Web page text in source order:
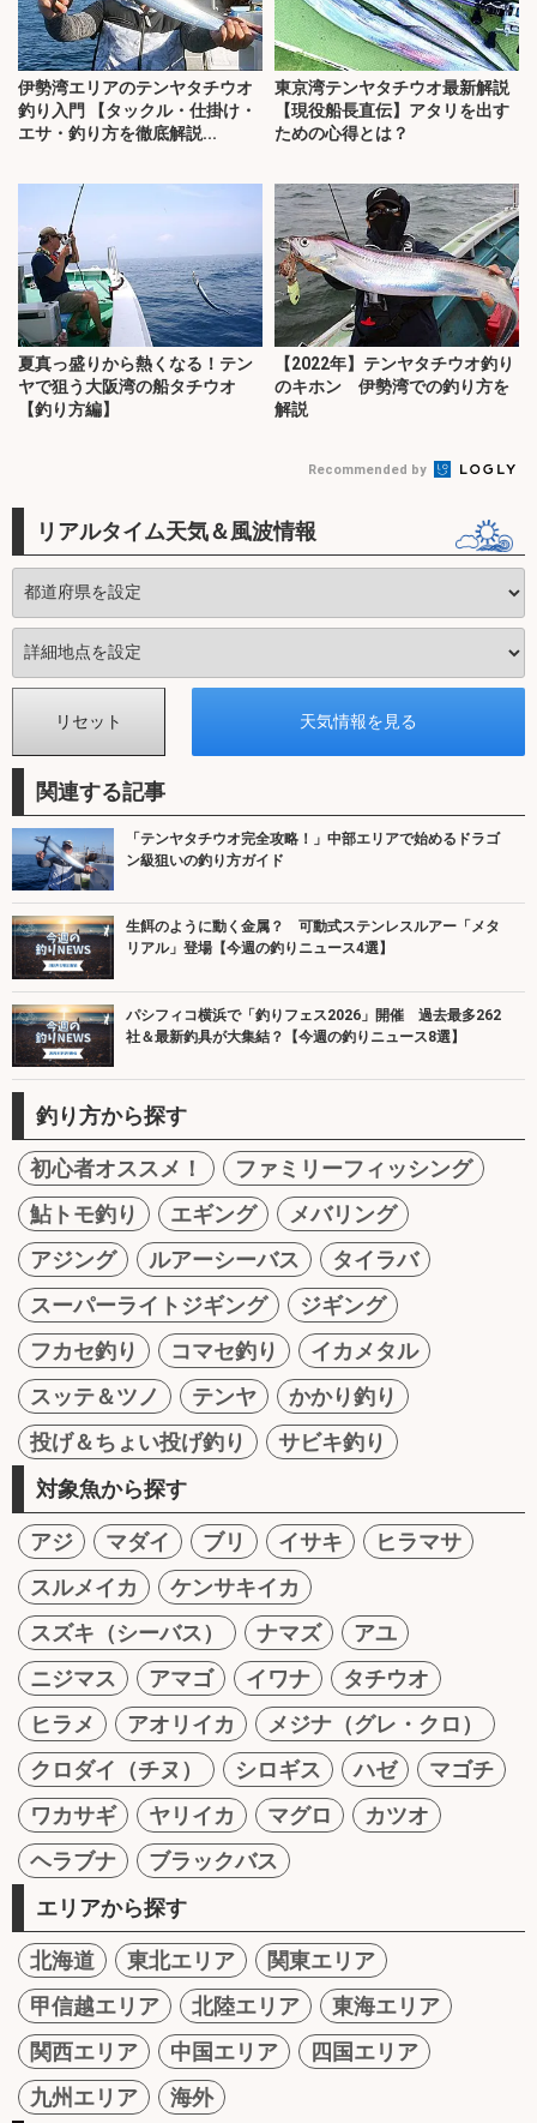
伊勢湾エリアのテンヤタチウオ
釣り入門 【タックル・仕掛け・
エサ・釣り方を徹底解説...
東京湾テンヤタチウオ最新解説
【現役船長直伝】アタリを出す
ための心得とは？
夏真っ盛りから熱くなる！テン
ヤで狙う大阪湾の船タチウオ
【釣り方編】
【2022年】テンヤタチウオ釣り
のキホン 伊勢湾での釣り方を
解説
Recommended by
リアルタイム天気＆風波情報
関連する記事
「テンヤタチウオ完全攻略！」中部エリアで始めるドラゴ
ン級狙いの釣り方ガイド
生餌のように動く金属？ 可動式ステンレスルアー「メタ
リアル」登場【今週の釣りニュース4選】
パシフィコ横浜で「釣りフェス2026」開催 過去最多262
社＆最新釣具が大集結？【今週の釣りニュース8選】
釣り方から探す
初心者オススメ！
ファミリーフィッシング
鮎トモ釣り
エギング
メバリング
アジング
ルアーシーバス
タイラバ
スーパーライトジギング
ジギング
フカセ釣り
コマセ釣り
イカメタル
スッテ＆ツノ
テンヤ
かかり釣り
投げ＆ちょい投げ釣り
サビキ釣り
対象魚から探す
アジ マダイ ブリ イサキ
ヒラマサ
スルメイカ
ケンサキイカ
スズキ（シーバス）
ナマズ
アユ
ニジマス
アマゴ イワナ
タチウオ
ヒラメ
アオリイカ
メジナ（グレ・クロ）
クロダイ（チヌ）
シロギス ハゼ
マゴチ
ワカサギ
ヤリイカ マグロ
カツオ
ヘラブナ
ブラックバス
エリアから探す
北海道 東北エリア
関東エリア
甲信越エリア
北陸エリア
東海エリア
関西エリア
中国エリア
四国エリア
九州エリア
海外